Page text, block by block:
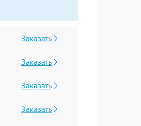
Заказать
Заказать
Заказать
Заказать